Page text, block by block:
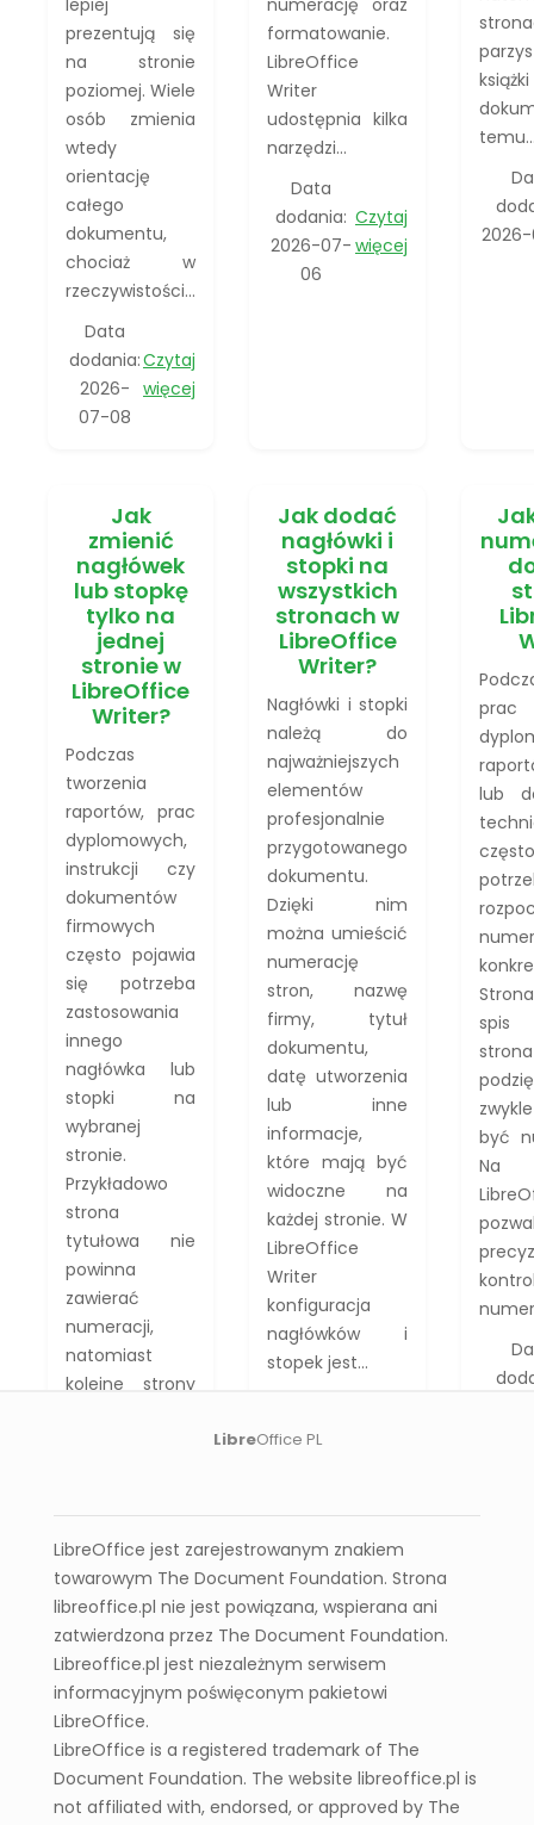
prezentują się
na stronie
poziomej. Wiele
osób zmienia
wtedy
orientację
całego
dokumentu,
chociaż w
rzeczywistości...
Data
dodania:
2026-
07-08
Czytaj
więcej
formatowanie.
LibreOffice
Writer
udostępnia kilka
narzędzi...
Data
dodania:
2026-07-
06
Czytaj
więcej
Jak
zmienić
nagłówek
lub stopkę
tylko na
jednej
stronie w
LibreOffice
Writer?
Podczas
tworzenia
raportów, prac
dyplomowych,
instrukcji czy
dokumentów
firmowych
często pojawia
się potrzeba
zastosowania
innego
nagłówka lub
stopki na
wybranej
stronie.
Przykładowo
strona
tytułowa nie
powinna
zawierać
numeracji,
natomiast
kolejne strony
W...
Data
dodania:
2026-
Czytaj
więcej
Jak dodać
nagłówki i
stopki na
wszystkich
stronach w
LibreOffice
Writer?
Nagłówki i stopki
należą do
najważniejszych
elementów
profesjonalnie
przygotowanego
dokumentu.
Dzięki nim
można umieścić
numerację
stron, nazwę
firmy, tytuł
dokumentu,
datę utworzenia
lub inne
informacje,
które mają być
widoczne na
każdej stronie. W
LibreOffice
Writer
konfiguracja
nagłówków i
stopek jest...
dodania:
prac
lub
spis
być
Na
Wszystkie wpisy
LibreOffice PL
LibreOffice jest zarejestrowanym znakiem
towarowym The Document Foundation. Strona
libreoffice.pl nie jest powiązana, wspierana ani
zatwierdzona przez The Document Foundation.
Libreoffice.pl jest niezależnym serwisem
informacyjnym poświęconym pakietowi
LibreOffice.
LibreOffice is a registered trademark of The
Document Foundation. The website libreoffice.pl is
not affiliated with, endorsed, or approved by The